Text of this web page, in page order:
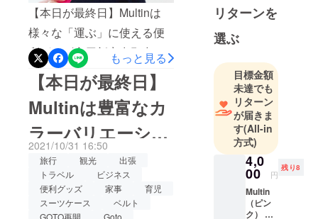
【本日が最終日】Multinは
様々な「運ぶ」に使える便
利グッズ実用新案出願中 モ
デルはRIKAさん
@rika6208⁡10/31まで
CAMPFIREにてお得な応援
購入が可能です！！
「CAMPFIRE マルティン」
で検索⁡プロフィールのホー
ムページからもアクセスで
きます⁡⁡■■ GoToトラベルは
もっと見る
【本日が最終日】
Multinは豊富なカ
ラーバリエーショ
ン
2021/10/31 16:50
旅行 観光
出張
トラベル
ビジネス
便利グッズ
家事
育児
スーツケース
ベルト
GOTO再開
Goto
中を便利
に・楽しく
したい！”と
一念発起
し、２０年
勤めた食品
会社を退社
して発明屋
『ケイワ
イ・プラン
ニング』を
一人で起業
しました。
リターンを
選ぶ
目標金額
未達でも
リターン
が届きま
す(All-in
方式)
4,0
00 円
残り8
Multin
（ピン
ク） 一